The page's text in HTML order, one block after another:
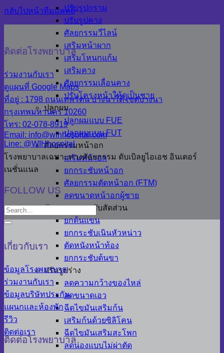
ปรับรูปกราม
ปรับรูปคาง
ศัลยกรรมวีไลน์
เสริมหน้าผาก
เสริมโหนกแก้ม
เสริมคาง
ศัลยกรรมเลื่อนคาง
ปรับโครงหน้าให้ดูเป็นชาย
ปลูกผม
ปลูกผมแบบ FUE
ปลูกผมแบบ FUT
ศัลยกรรมหน้าอก
เสริมหน้าอก
ยกกระชับหน้าอก
ศัลยกรรมตัดหน้าอก (FTM)
ลดขนาดหน้าอกผู้ชาย
ศัลยกรรมกระชับสัดส่วน
ยกต้นแขน
ยกกระชับเนินหัวหน่าว
ตัดหนังหน้าท้อง
ยกกระชับต้นขา
ปรับรูปร่าง
ลดความกว้างของไหล่
ลดขนาดเอว
ฉีดไขมันเสริมก้น
เสริมก้นด้วยซิลิโคน
ฉีดไขมันเสริมสะโพก
ลดน่องแบบไม่ผ่าตัด
กลับไปหน้าทีมแพทย์
ติดต่อโรงพยาบาล
ร่วมงานกับเรา
ดูแผนที่ Google Maps
ที่อยู่ : 1798 ถนนเทพรัตน บางนาใต้ เขตบางนา
กรุงเทพมหานคร 10260
โทร: 02-078-8919
Email: info@wihhospital.com
Line: @WIHhospital
โรงพยาบาลเฉพาะทางศัลยกรรม ดับเบิลยูไอเอช อินเตอร์
เนชั่นแนล
FOLLOW US
เกี่ยวกับเรา
ข้อมูลโรงพยาบาล
ร่วมงานกับเรา
ข้อมูลบริษัทประกัน
แผนกและห้องพัก
รีวิว
ติดต่อเรา
ติดต่อโรงพยาบาล